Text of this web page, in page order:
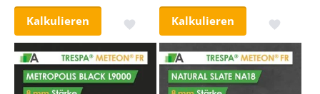
Kalkulieren
Zur Wunschliste hinzufügen
Kalkulieren
Zur